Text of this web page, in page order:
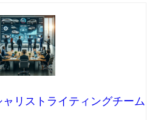
リストライティングチーム